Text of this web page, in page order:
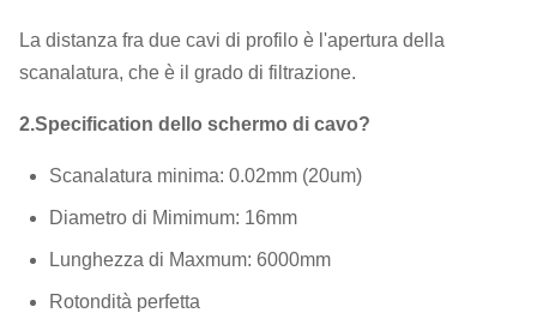
La distanza fra due cavi di profilo è l'apertura della
scanalatura, che è il grado di filtrazione.
2.Specification dello schermo di cavo?
Scanalatura minima: 0.02mm (20um)
Diametro di Mimimum: 16mm
Lunghezza di Maxmum: 6000mm
Rotondità perfetta